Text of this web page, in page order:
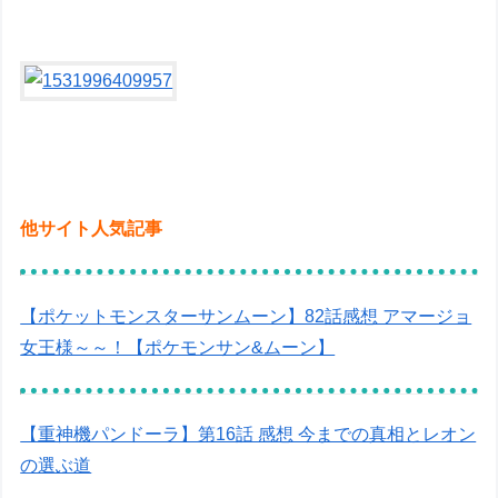
他サイト人気記事
【ポケットモンスターサンムーン】82話感想 アマージョ
女王様～～！【ポケモンサン&ムーン】
【重神機パンドーラ】第16話 感想 今までの真相とレオン
の選ぶ道